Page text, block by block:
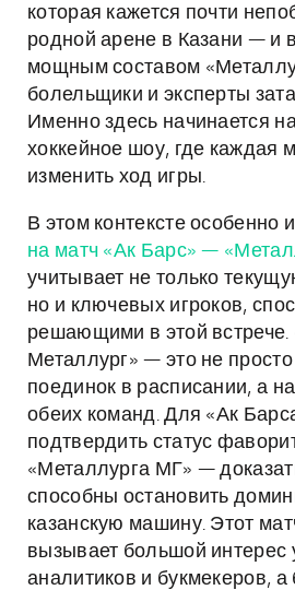
которая кажется почти
родной арене в Казани — и
мощным составом
болельщики и эксперты
Именно здесь начинается
хоккейное шоу, где каждая
изменить ход игры.
В этом контексте особенно
на матч «Ак Барс» —
учитывает не только
но и ключевых игроков,
решающими в этой встрече.
Металлург» — это не
поединок в расписании, а
обеих команд. Для «Ак
подтвердить статус
«Металлурга МГ» —
способны остановить
казанскую машину. Этот
вызывает большой интерес
аналитиков и букмекеров, а